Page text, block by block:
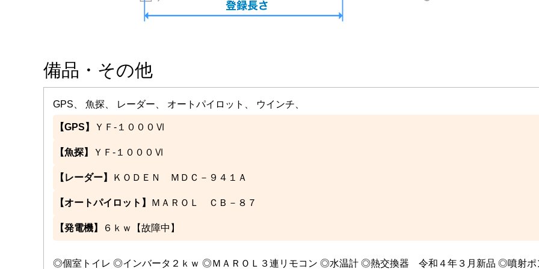
備品・その他
GPS、 魚探、 レーダー、 オートパイロット、 ウインチ、
【GPS】 ＹＦ-１０００Ⅵ
【魚探】 ＹＦ-１０００Ⅵ
【レーダー】 ＫＯＤＥＮ ＭＤＣ－９４１Ａ
【オートパイロット】 ＭＡＲＯＬ ＣＢ－８７
【発電機】 ６ｋｗ【故障中】
◎個室トイレ ◎インバータ２ｋｗ ◎ＭＡＲＯＬ３連リモコン ◎水温計 ◎熱交換器 令和４年３月新品 ◎噴射ポ